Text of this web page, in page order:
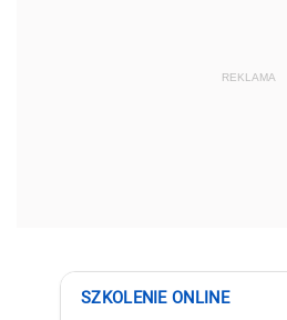
REKLAMA
SZKOLENIE ONLINE